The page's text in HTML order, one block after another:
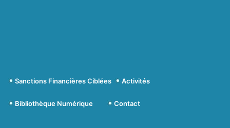
Sanctions Financières Ciblées Activités
Bibliothèque Numérique Contact